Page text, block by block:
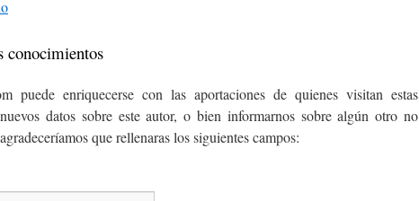
conocimientos
puede enriquecerse con las aportaciones de quienes visitan estas
datos sobre este autor, o bien informarnos sobre algún otro no
que rellenaras los siguientes campos: